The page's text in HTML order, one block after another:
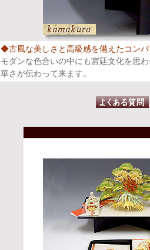
◆古風な美しさと高級感を備えたコン
モダンな色合いの中にも宮廷文化を思
華さが伝わって来ます。